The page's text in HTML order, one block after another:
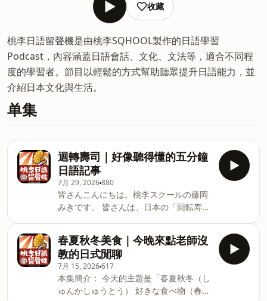
收藏
桃李日語留聲機是由桃李SQHOOL製作的日語學習
Podcast，內容涵蓋日語會話、文化、文法等，適合不同程
度的學習者。節目以輕鬆的方式幫助聽眾提升日語能力，並
介紹日本文化與生活。
单集
迴轉壽司｜好像聽得懂的五分鐘
日語記事
7月 29, 2026880
皆さんこんにちは。桃李スクールの藤岡
みきです。 皆さんは、日本の「回転寿
転寿司は、世界中で愛されている日本文
化になりました。 ただ、今の日本の回転
寿司は、ただお寿司を食べる場所ではな
く、エンターテインメントの場所として
進化し続けているんですよ。 というわけ
で今回は、日本人もみんな大好きな「回
春夏秋冬美食｜今晚來點老師沒
教的日式閒聊
7月 15, 2026617
本集簡介： 今天的主題是「春夏秋冬（し
ゅんかしゅうとう） 好きな食べ物（春夏